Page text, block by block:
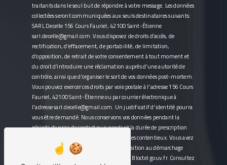
traitants dans le seul but de répondre à votre message. Les données
collectées seront communiquées aux seuls destinataires suivants:
SARL Decelle 156 Cours Fauriel, 42100 Saint-Étienne
sarl.decelle@gmail.com. Vous disposez de droits d’accès, de
rectification, d’effacement, de portabilité, de limitation,
d’opposition, de retrait de votre consentement à tout moment et
du droit d’introduire une réclamation auprès d’une autorité de
contrôle, ainsi que d’organiser le sort de vos données post-mortem.
Vous pouvez exercer ces droits par voie postale à l'adresse 156 Cours
Fauriel, 42100 Saint-Étienne ou par courrier électronique à
l'adresse sarl.decelle@gmail.com. Un justificatif d'identité pourra
vous être demandé. Nous conservons vos données pendant la
période de prise de contact puis pendant la durée de prescription
légale aux fins probatoires et de gestion des contentieux. Vous avez
le droit de vous inscrire sur la liste d'opposition au démarchage
téléphonique, disponible à cette adresse:
Bloctel.gouv.fr. Consultez